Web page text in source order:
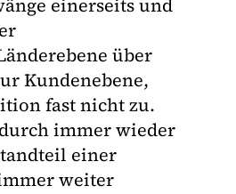
einerseits und
über
Kundenebene,
fast nicht zu.
immer wieder
einer
weiter